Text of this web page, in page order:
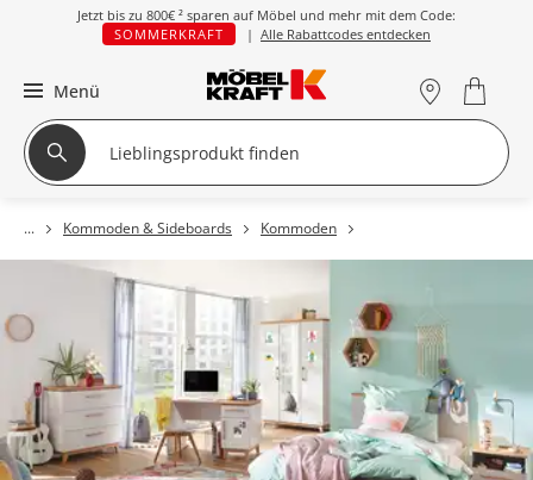
Jetzt bis zu 800€ ² sparen auf Möbel und mehr mit dem Code:
SOMMERKRAFT
| Alle Rabattcodes entdecken
Menü
Kommoden & Sideboards Kommoden